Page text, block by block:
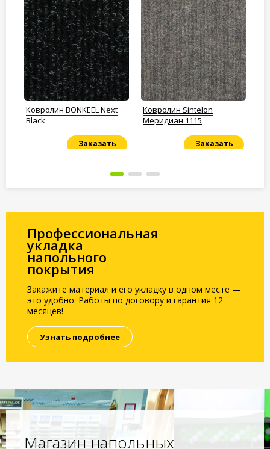
Ковролин BONKEEL Next
Black
Заказать
Ковролин Sintelon
Меридиан 1115
Заказать
Профессиональная
укладка
напольного
покрытия
Закажите материал и его укладку в одном месте —
это удобно. Работы по договору и гарантия 12
месяцев!
Узнать подробнее
Магазин напольных